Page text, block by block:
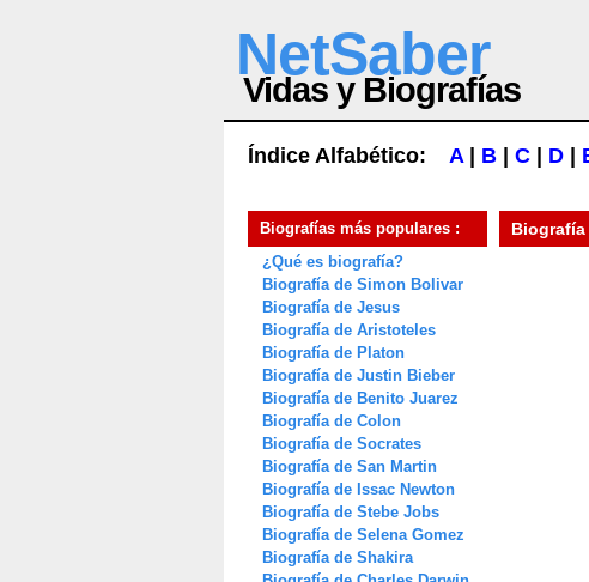
NetSaber
Vidas y Biografías
Índice Alfabético: A| B C D
Biografías más populares :
¿Qué es biografía?
Biografía de Simon Bolivar
Biografía de Jesus
Biografía de Aristoteles
Biografía de Platon
Biografía de Justin Bieber
Biografía de Benito Juarez
Biografía de Colon
Biografía de Socrates
Biografía de San Martin
Biografía de Issac Newton
Biografía de Stebe Jobs
Biografía de Selena Gomez
Biografía de Shakira
Biografía